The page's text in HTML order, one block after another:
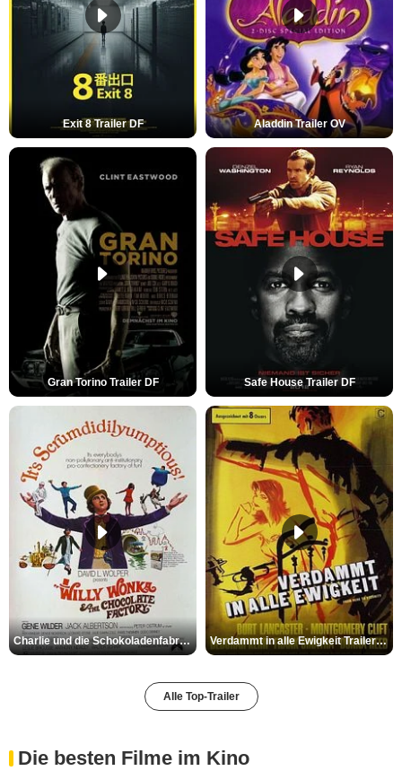
Exit 8 Trailer DF Aladdin Trailer OV
Gran Torino Trailer DF Safe House Trailer DF
Charlie und die Schokoladenfabrik Trailer OV Verdammt in alle Ewigkeit Trailer OV
Alle Top-Trailer
Die besten Filme im Kino